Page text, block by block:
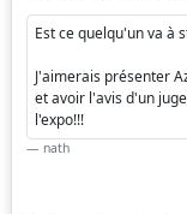
Est ce quelqu'un va à
J'aimerais présenter
et avoir l'avis d'un
l'expo!!!
nath